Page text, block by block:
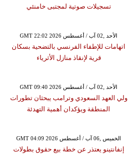
تسجيلات صوتية لمجتبى خامنئي
GMT 22:02 2026 الأحد ,02 آب / أغسطس
اتهامات للإطفاء الفرنسي بالتضحية بسكان
قرية لإنقاذ منازل الأثرياء
GMT 09:40 2026 الأحد ,02 آب / أغسطس
ولي العهد السعودي وترامب يبحثان تطورات
المنطقة ويؤكدان أهمية التهدئة
GMT 04:09 2026 الخميس ,06 آب / أغسطس
إنفانتينو يعتذر عن خطة بيع حقوق بطولات